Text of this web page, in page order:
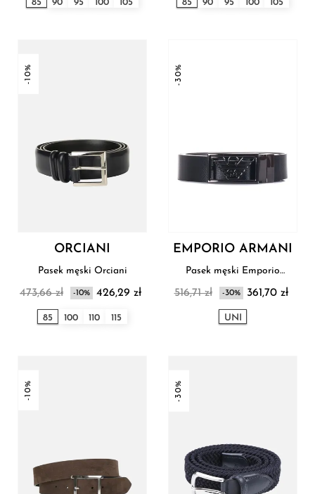
85 90 95 100 105 85 90 95 100 105
-10%
ORCIANI
Pasek męski Orciani
473,66 zł -10% 426,29 zł
85 100 110 115
-30%
EMPORIO ARMANI
Pasek męski Emporio
516,71 zł -30% 361,70 zł
UNI
-10% -30%